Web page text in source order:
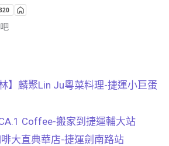
】麟聚Lin Ju粵菜料理-捷運小巨蛋
Coffee-搬家到捷運輔大站
啡大直典華店-捷運劍南路站